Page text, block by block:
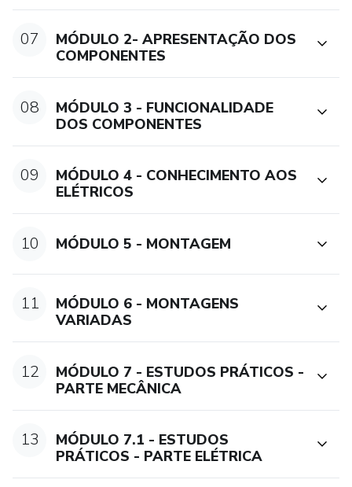
07
MÓDULO 2- APRESENTAÇÃO DOS
COMPONENTES
08
MÓDULO 3 - FUNCIONALIDADE
DOS COMPONENTES
09
MÓDULO 4 - CONHECIMENTO AOS
ELÉTRICOS
10 MÓDULO 5 - MONTAGEM
11
MÓDULO 6 - MONTAGENS
VARIADAS
12
MÓDULO 7 - ESTUDOS PRÁTICOS -
PARTE MECÂNICA
13
MÓDULO 7.1 - ESTUDOS
PRÁTICOS - PARTE ELÉTRICA